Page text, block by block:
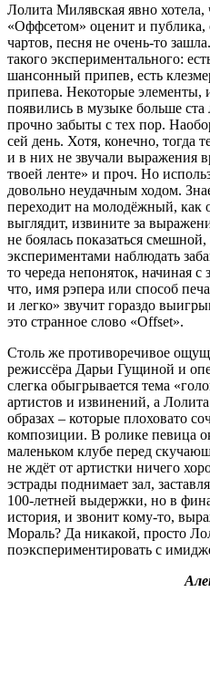
Лолита Милявская явно хотела,
«Оффсетом» оценит и публика,
чартов, песня не очень-то
такого экспериментального:
шансонный припев, есть
припева. Некоторые элементы,
появились в музыке больше
прочно забыты с тех пор.
сей день. Хотя, конечно, тогда
и в них не звучали выражения
твоей ленте» и проч. Но
довольно неудачным ходом.
переходит на молодёжный, как
выглядит, извините за
не боялась показаться
экспериментами наблюдать
то череда непоняток, начиная
что, имя рэпера или способ
и легко» звучит гораздо
это странное слово «Offset».
Столь же противоречивое
режиссёра Дарьи Гущиной и
слегка обыгрывается тема
артистов и извинений, а
образах – которые плоховато
композиции. В ролике певица
маленьком клубе перед
не ждёт от артистки ничего
эстрады поднимает зал,
100-летней выдержки, но в
история, и звонит кому-то,
Мораль? Да никакой, просто
поэкспериментировать с